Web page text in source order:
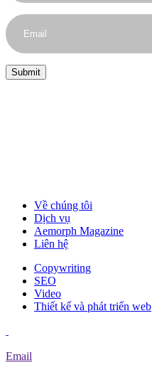
Về chúng tôi
Dịch vụ
Aemorph Magazine
Liên hệ
Copywriting
SEO
Video
Thiết kế và phát triển web
Email